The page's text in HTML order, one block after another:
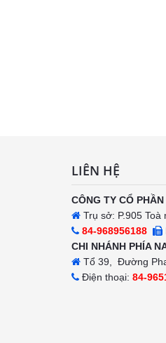
LIÊN HỆ
CÔNG TY CỔ
Trụ sở: P.905
84-968956188
CHI NHÁNH PHÍA
Tổ 39, Đường
Điện thoại: 84-